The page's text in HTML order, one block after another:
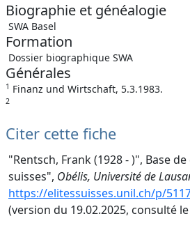
Biographie et généalogie
SWA Basel
Formation
Dossier biographique SWA
Générales
1 Finanz und Wirtschaft, 5.3.1983.
2
Citer cette fiche
"Rentsch, Frank (1928 - )", Base
suisses", Obélis, Université de
https://elitessuisses.unil.ch/p/
(version du 19.02.2025, consulté le